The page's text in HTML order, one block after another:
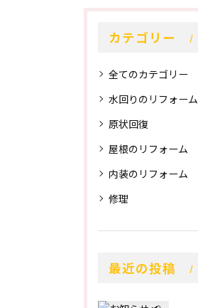
カテゴリー
全てのカテゴリー
水回りのリフォーム
原状回復
屋根のリフォーム
内装のリフォーム
修理
最近の投稿